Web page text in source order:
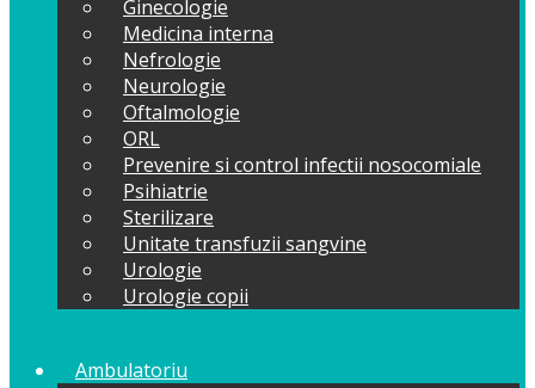
Ginecologie
Medicina interna
Nefrologie
Neurologie
Oftalmologie
ORL
Prevenire si control infectii nosocomiale
Psihiatrie
Sterilizare
Unitate transfuzii sangvine
Urologie
Urologie copii
Ambulatoriu